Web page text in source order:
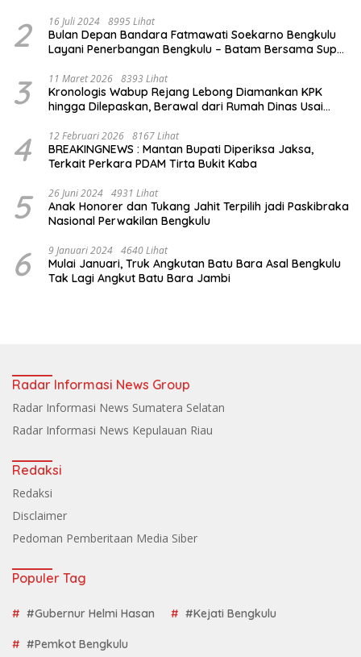
2 16 Juli 2024 8995 Lihat
Bulan Depan Bandara Fatmawati Soekarno Bengkulu
Layani Penerbangan Bengkulu – Batam Bersama Super
3 11 Maret 2026 8393 Lihat
Kronologis Wabup Rejang Lebong Diamankan KPK
hingga Dilepaskan, Berawal dari Rumah Dinas Usai
4 12 Februari 2026 8167 Lihat
BREAKINGNEWS : Mantan Bupati Diperiksa Jaksa,
Terkait Perkara PDAM Tirta Bukit Kaba
5 26 Juni 2024 4931 Lihat
Anak Honorer dan Tukang Jahit Terpilih jadi Paskibraka
Nasional Perwakilan Bengkulu
6 9 Januari 2024 4640 Lihat
Mulai Januari, Truk Angkutan Batu Bara Asal Bengkulu
Tak Lagi Angkut Batu Bara Jambi
Radar Informasi News Group
Radar Informasi News Sumatera Selatan
Radar Informasi News Kepulauan Riau
Redaksi
Redaksi
Disclaimer
Pedoman Pemberitaan Media Siber
Populer Tag
#Gubernur Helmi Hasan #Kejati Bengkulu
#Pemkot Bengkulu